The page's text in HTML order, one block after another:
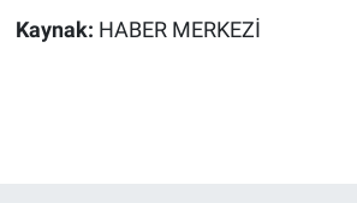
Kaynak: HABER MERKEZİ